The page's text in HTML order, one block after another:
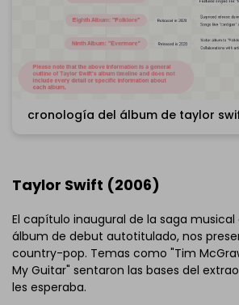
Haz clic para descargar y
*El archivo emmxes necesario para
Si aún no tienes EdrawMind,
cronología del álbum de taylor
Taylor Swift (2006)
El capítulo inaugural de la saga musical
álbum de debut autotitulado, nos
country-pop. Temas como "Tim
My Guitar" sentaron las bases del
les esperaba.